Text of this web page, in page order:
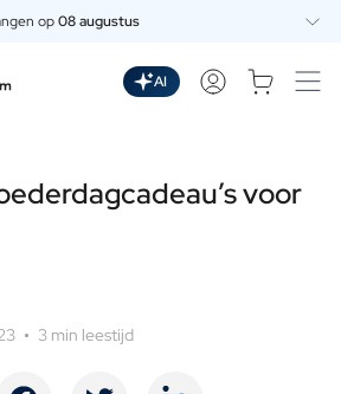
op08 augustus
AI
voor
3 min leestijd